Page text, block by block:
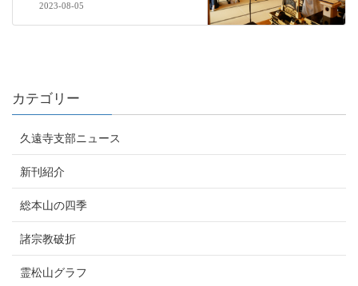
2023-08-05
カテゴリー
久遠寺支部ニュース
新刊紹介
総本山の四季
諸宗教破折
霊松山グラフ